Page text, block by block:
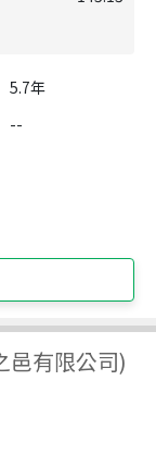
5.7年
--
邑有限公司)